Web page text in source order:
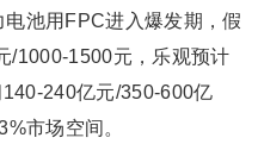
池用FPC进入爆发期，假
/1000-1500元，乐观预计
240亿元/350-600亿
市场空间。